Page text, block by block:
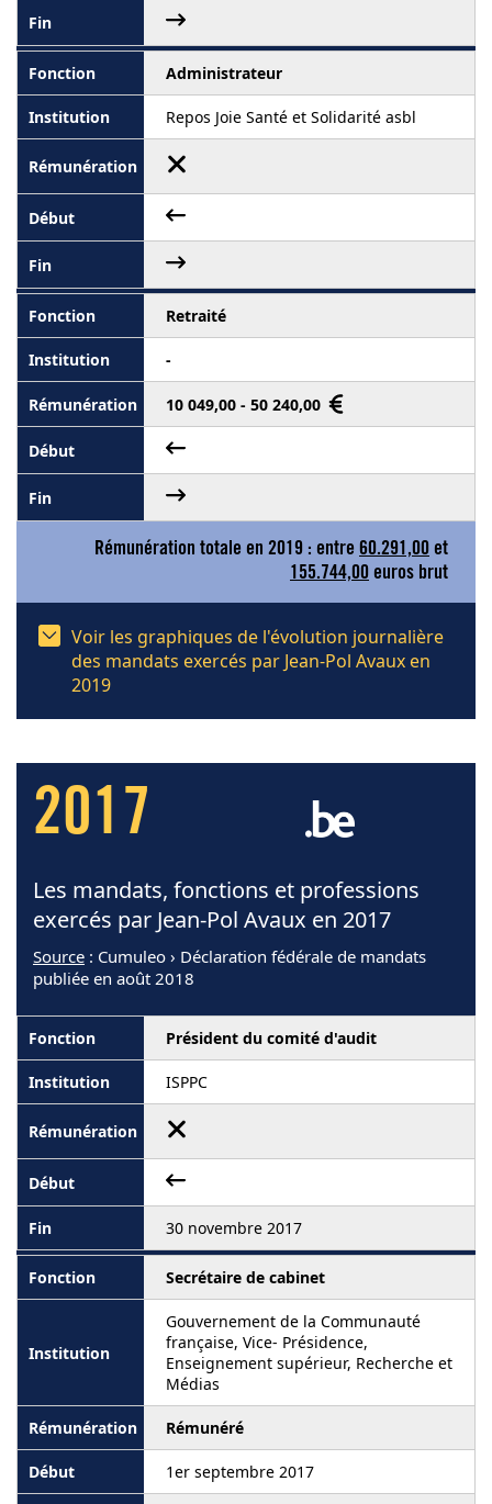
Administrateur
Repos Joie Santé et Solidarité asbl
Retraité
-
10 049,00 - 50 240,00
Rémunération totale en 2019 : entre 60.291,00 et
155.744,00 euros brut
Voir les graphiques de l'évolution journalière
des mandats exercés par Jean-Pol Avaux en
2019
2017
Les mandats, fonctions et professions
exercés par Jean-Pol Avaux en 2017
Source : Cumuleo › Déclaration fédérale de mandats
publiée en août 2018
Président du comité d'audit
ISPPC
30 novembre 2017
Secrétaire de cabinet
Gouvernement de la Communauté
française, Vice- Présidence,
Enseignement supérieur, Recherche et
Médias
Rémunéré
1er septembre 2017